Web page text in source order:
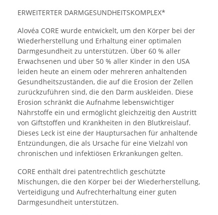
ERWEITERTER DARMGESUNDHEITSKOMPLEX*
Alovéa CORE wurde entwickelt, um den Körper bei der
Wiederherstellung und Erhaltung einer optimalen
Darmgesundheit zu unterstützen. Über 60 % aller
Erwachsenen und über 50 % aller Kinder in den USA
leiden heute an einem oder mehreren anhaltenden
Gesundheitszuständen, die auf die Erosion der Zellen
zurückzuführen sind, die den Darm auskleiden. Diese
Erosion schränkt die Aufnahme lebenswichtiger
Nährstoffe ein und ermöglicht gleichzeitig den Austritt
von Giftstoffen und Krankheiten in den Blutkreislauf.
Dieses Leck ist eine der Hauptursachen für anhaltende
Entzündungen, die als Ursache für eine Vielzahl von
chronischen und infektiösen Erkrankungen gelten.
CORE enthält drei patentrechtlich geschützte
Mischungen, die den Körper bei der Wiederherstellung,
Verteidigung und Aufrechterhaltung einer guten
Darmgesundheit unterstützen.